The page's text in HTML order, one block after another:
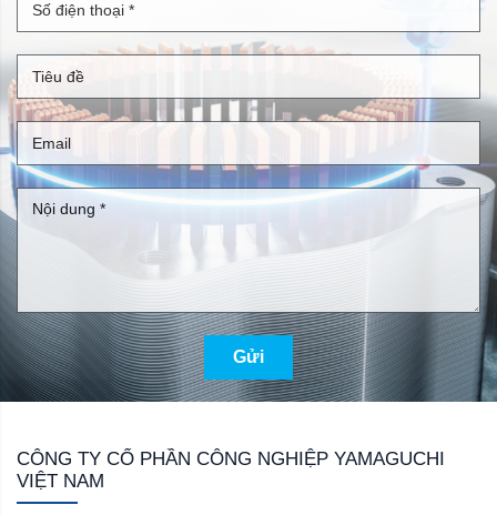
Gửi
CÔNG TY CỔ PHẦN CÔNG NGHIỆP YAMAGUCHI
VIỆT NAM